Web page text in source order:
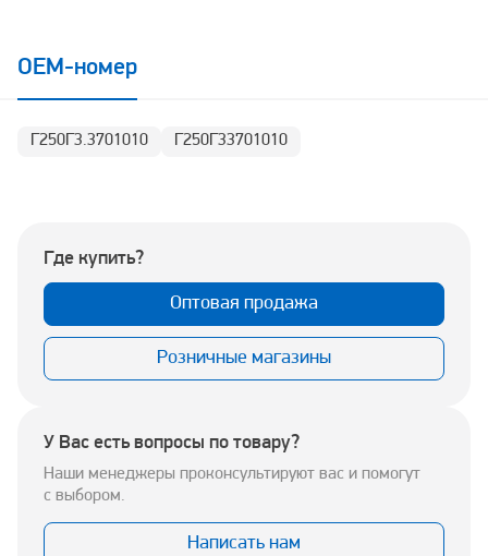
OEM-номер
Г250Г3.3701010 Г250Г33701010
Где купить?
Оптовая продажа
Розничные магазины
У Вас есть вопросы по товару?
Наши менеджеры проконсультируют вас и помогут
с выбором.
Написать нам